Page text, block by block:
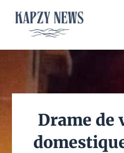
contenu
Drame de